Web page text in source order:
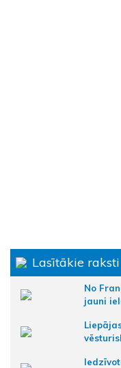
Lasītākie raksti
No
jauni